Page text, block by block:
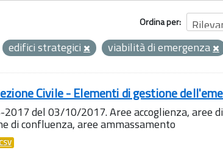
Ordina per
edifici strategici viabilità di emergenza
Civile - Elementi di gestione
del 03/10/2017. Aree accoglienza, aree
di confluenza, aree ammassamento